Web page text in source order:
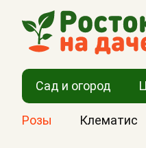
Сад и огород
Розы Клематис